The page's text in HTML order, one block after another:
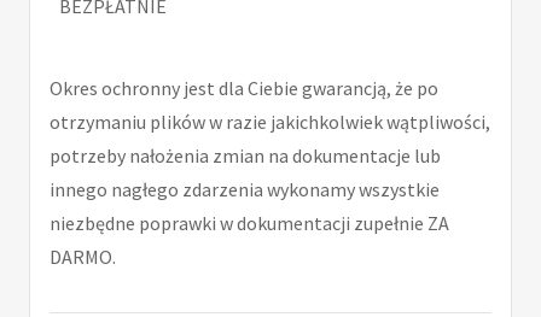
BEZPŁATNIE
Okres ochronny jest dla Ciebie gwarancją, że po
otrzymaniu plików w razie jakichkolwiek wątpliwości,
potrzeby nałożenia zmian na dokumentacje lub
innego nagłego zdarzenia wykonamy wszystkie
niezbędne poprawki w dokumentacji zupełnie ZA
DARMO.